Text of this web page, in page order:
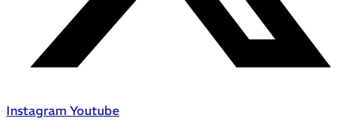
Instagram Youtube